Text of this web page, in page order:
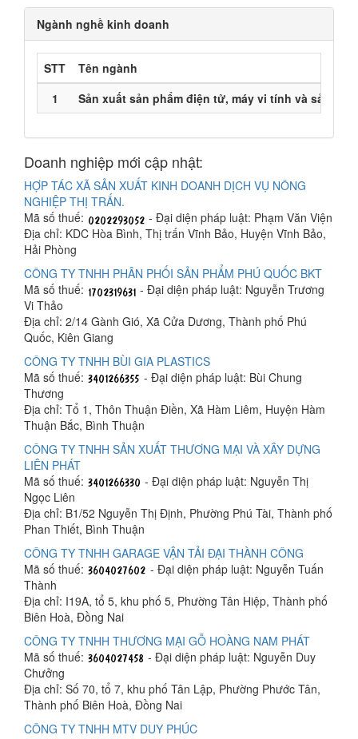
Ngành nghề kinh doanh
STT
Tên ngành
1
Sản xuất sản phẩm điện tử, máy vi tính và sản
Doanh nghiệp mới cập nhật:
HỢP TÁC XÃ SẢN XUẤT KINH DOANH DỊCH VỤ NÔNG
NGHIỆP THỊ TRẤN.
Mã số thuế:
- Đại diện pháp luật: Phạm Văn Viện
Địa chỉ: KDC Hòa Bình, Thị trấn Vĩnh Bảo, Huyện Vĩnh Bảo,
Hải Phòng
CÔNG TY TNHH PHÂN PHỐI SẢN PHẨM PHÚ QUỐC BKT
Mã số thuế:
- Đại diện pháp luật: Nguyễn Trương
Vi Thảo
Địa chỉ: 2/14 Gành Gió, Xã Cửa Dương, Thành phố Phú
Quốc, Kiên Giang
CÔNG TY TNHH BÙI GIA PLASTICS
Mã số thuế:
- Đại diện pháp luật: Bùi Chung
Thương
Địa chỉ: Tổ 1, Thôn Thuận Điền, Xã Hàm Liêm, Huyện Hàm
Thuận Bắc, Bình Thuận
CÔNG TY TNHH SẢN XUẤT THƯƠNG MẠI VÀ XÂY DỰNG
LIÊN PHÁT
Mã số thuế:
- Đại diện pháp luật: Nguyễn Thị
Ngọc Liên
Địa chỉ: B1/52 Nguyễn Thị Định, Phường Phú Tài, Thành phố
Phan Thiết, Bình Thuận
CÔNG TY TNHH GARAGE VẬN TẢI ĐẠI THÀNH CÔNG
Mã số thuế:
- Đại diện pháp luật: Nguyễn Tuấn
Thành
Địa chỉ: I19A, tổ 5, khu phố 5, Phường Tân Hiệp, Thành phố
Biên Hoà, Đồng Nai
CÔNG TY TNHH THƯƠNG MẠI GỖ HOÀNG NAM PHÁT
Mã số thuế:
- Đại diện pháp luật: Nguyễn Duy
Chưởng
Địa chỉ: Số 70, tổ 7, khu phố Tân Lập, Phường Phước Tân,
Thành phố Biên Hoà, Đồng Nai
CÔNG TY TNHH MTV DUY PHÚC